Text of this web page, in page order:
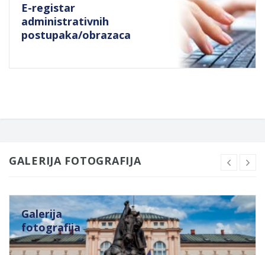
E-registar
administrativnih
postupaka/obrazaca
GALERIJA FOTOGRAFIJA
Galerija
fotografija